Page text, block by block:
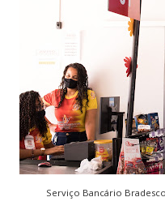
Serviço Bancário